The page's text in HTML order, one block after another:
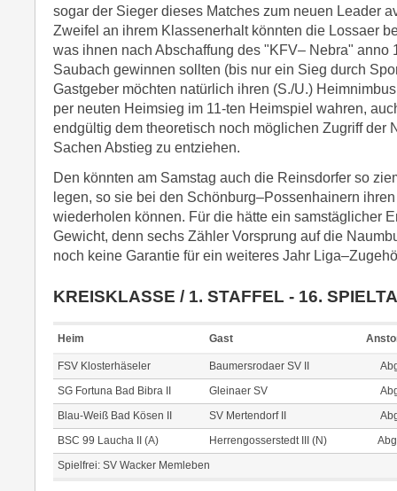
sogar der Sieger dieses Matches zum neuen Leader
Zweifel an ihrem Klassenerhalt könnten die Lossaer
was ihnen nach Abschaffung des "KFV– Nebra" anno
Saubach gewinnen sollten (bis nur ein Sieg durch
Gastgeber möchten natürlich ihren (S./U.)
per neuten Heimsieg im 11-ten Heimspiel wahren,
endgültig dem theoretisch noch möglichen Zugriff der
Sachen Abstieg zu entziehen.
Den könnten am Samstag auch die Reinsdorfer so
legen, so sie bei den Schönburg–Possenhainern
wiederholen können. Für die hätte ein samstäglicher
Gewicht, denn sechs Zähler Vorsprung auf die
noch keine Garantie für ein weiteres Jahr
KREISKLASSE / 1. STAFFEL - 16.
Heim Gast
FSV Klosterhäseler Baumersrodaer SV II
SG Fortuna Bad Bibra II
Gleinaer SV
Blau-Weiß Bad Kösen II
SV Mertendorf II
BSC 99 Laucha II (A)
Herrengosserstedt III (N)
Spielfrei: SV Wacker Memleben